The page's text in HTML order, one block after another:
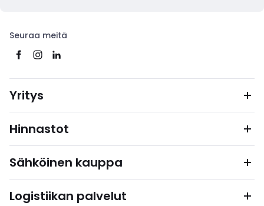
Seuraa meitä
Yritys
Hinnastot
Sähköinen kauppa
Logistiikan palvelut